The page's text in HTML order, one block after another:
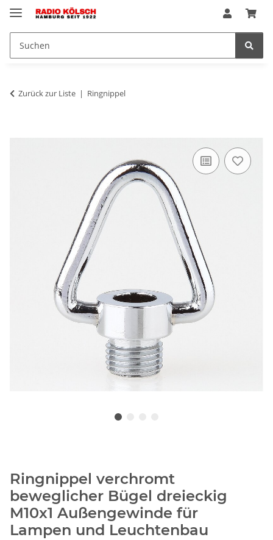
Zurück zur Liste Ringnippel
Ringnippel verchromt
beweglicher Bügel dreieckig
M10x1 Außengewinde für
Lampen und Leuchtenbau